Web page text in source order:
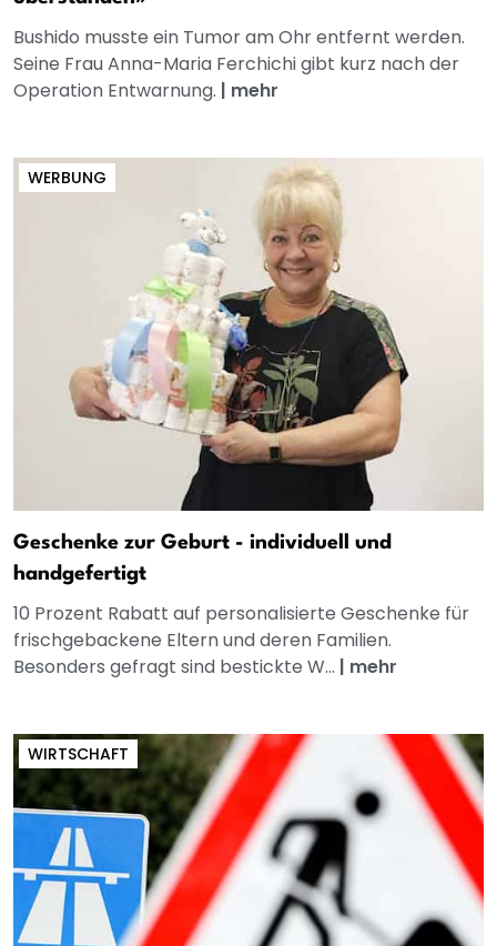
Bushido musste ein Tumor am Ohr entfernt werden.
Seine Frau Anna-Maria Ferchichi gibt kurz nach der
Operation Entwarnung. | mehr
WERBUNG
Geschenke zur Geburt - individuell und
handgefertigt
10 Prozent Rabatt auf personalisierte Geschenke für
frischgebackene Eltern und deren Familien.
Besonders gefragt sind bestickte W... | mehr
WIRTSCHAFT